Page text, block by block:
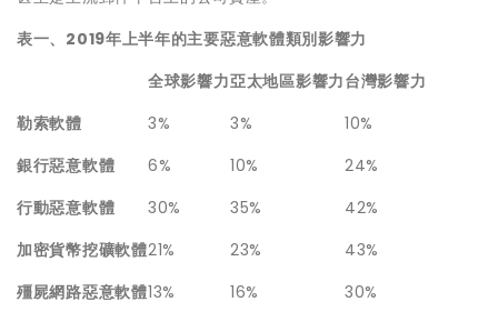
表一、 2019年上半年的主要惡意軟體類別影響力
全球影響力亞太地區影響力台灣影響力
勒索軟體
3% 3%
10%
銀行惡意軟體
6% 10%
24%
行動惡意軟體
30% 35%
42%
加密貨幣挖礦軟體21% 23%
43%
殭屍網路惡意軟體13% 16%
30%